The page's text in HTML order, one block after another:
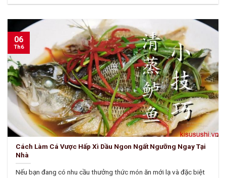
Cách Làm Cá Vược Hấp Xì Dầu Ngon Ngất Ngưỡng Ngay Tại
Nhà
Nếu bạn đang có nhu cầu thưởng thức món ăn mới lạ và đặc biệt
06
Th6